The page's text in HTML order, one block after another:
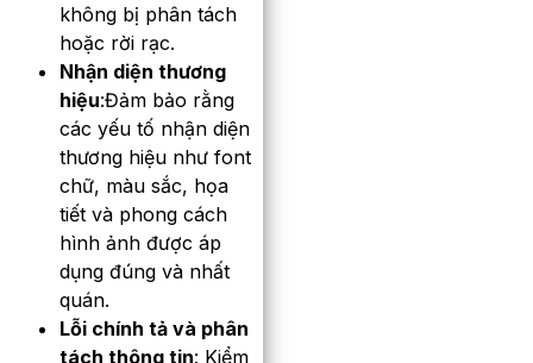
không bị phân tách
hoặc rời rạc.
Nhận diện thương
hiệu:Đảm bảo rằng
các yếu tố nhận diện
thương hiệu như font
chữ, màu sắc, họa
tiết và phong cách
hình ảnh được áp
dụng đúng và nhất
quán.
Lỗi chính tả và phân
tách thông tin: Kiểm